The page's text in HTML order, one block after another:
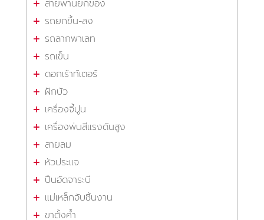
สายพานยกของ
รถยกขึ้น-ลง
รถลากพาเลท
รถเข็น
ดอกเร้าท์เตอร์
ฝักบัว
เครื่องจี้ปูน
เครื่องพ่นสีแรงดันสูง
สายลม
หัวประแจ
ปืนอัดจาระบี
แม่เหล็กจับชิ้นงาน
ขาตั้งค้ำ